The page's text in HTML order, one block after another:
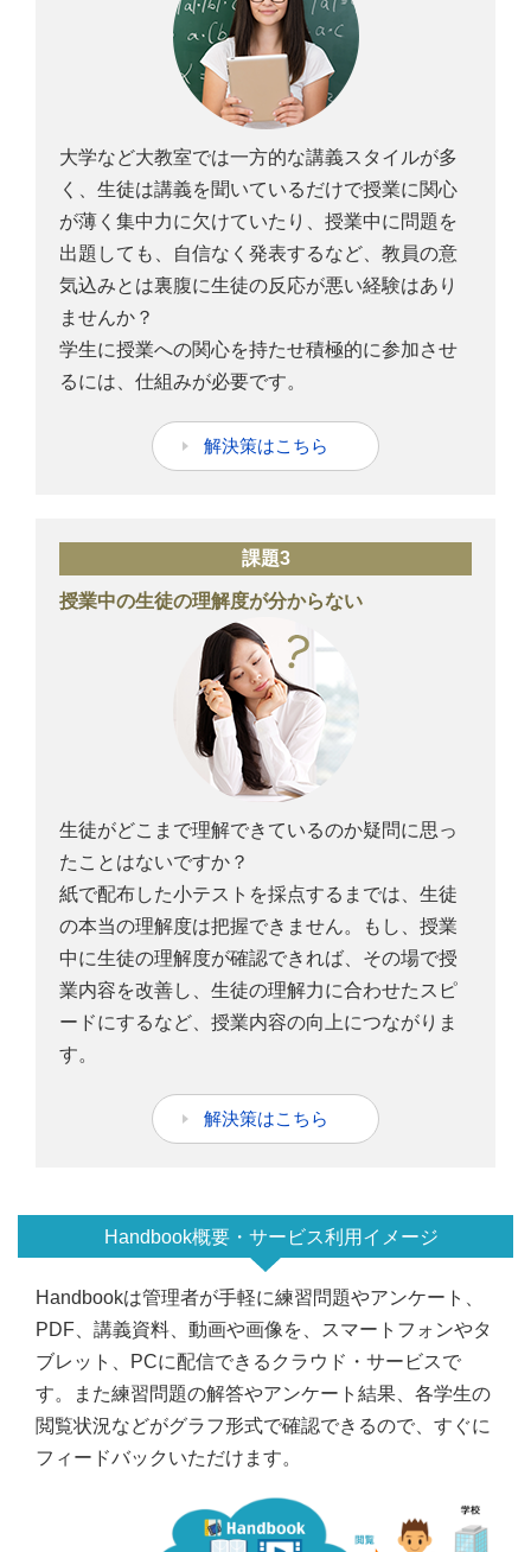
大学など大教室では一方的な講義スタイルが多
く、生徒は講義を聞いているだけで授業に関心
が薄く集中力に欠けていたり、授業中に問題を
出題しても、自信なく発表するなど、教員の意
気込みとは裏腹に生徒の反応が悪い経験はあり
ませんか？
学生に授業への関心を持たせ積極的に参加させ
るには、仕組みが必要です。
解決策はこちら
課題3
授業中の生徒の理解度が分からない
生徒がどこまで理解できているのか疑問に思っ
たことはないですか？
紙で配布した小テストを採点するまでは、生徒
の本当の理解度は把握できません。もし、授業
中に生徒の理解度が確認できれば、その場で授
業内容を改善し、生徒の理解力に合わせたスピ
ードにするなど、授業内容の向上につながりま
す。
解決策はこちら
Handbook概要・サービス利用イメージ
Handbookは管理者が手軽に練習問題やアンケート、
PDF、講義資料、動画や画像を、スマートフォンやタ
ブレット、PCに配信できるクラウド・サービスで
す。また練習問題の解答やアンケート結果、各学生の
閲覧状況などがグラフ形式で確認できるので、すぐに
フィードバックいただけます。